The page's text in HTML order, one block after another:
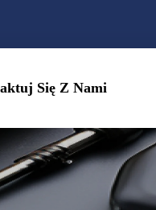
Się Z Nami